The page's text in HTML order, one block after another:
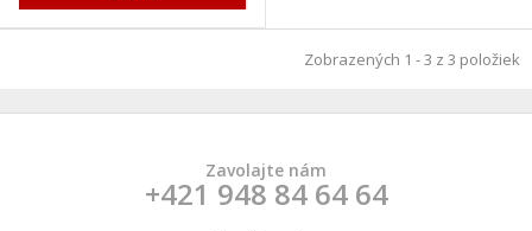
Zobrazených 1 - 3 z 3 položiek
Zavolajte nám
+421 948 84 64 64